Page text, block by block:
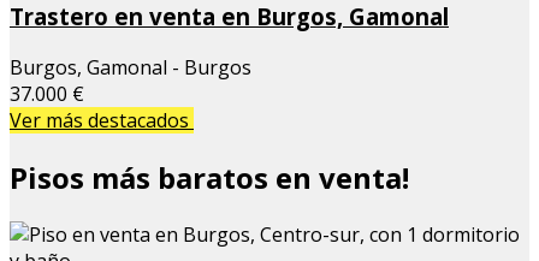
Trastero en venta en Burgos, Gamonal
Burgos, Gamonal - Burgos
37.000 €
Ver más destacados
Pisos más baratos en venta!